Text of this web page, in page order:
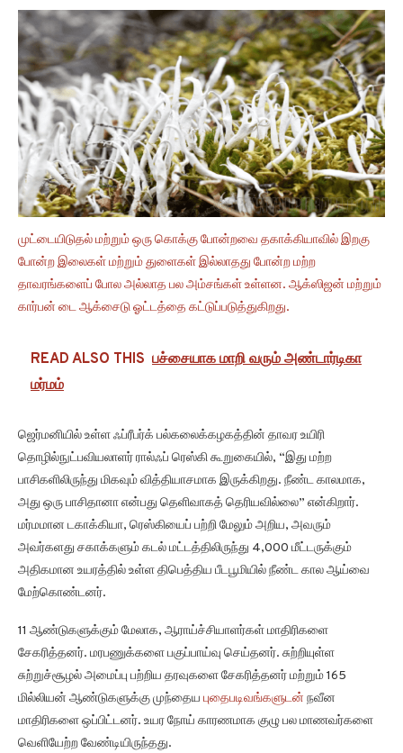
முட்டையிடுதல் மற்றும் ஒரு கொக்கு போன்றவை தகாக்கியாவில் இறகு
போன்ற இலைகள் மற்றும் துளைகள் இல்லாதது போன்ற மற்ற
தாவரங்களைப் போல அல்லாத பல அம்சங்கள் உள்ளன. ஆக்ஸிஜன் மற்றும்
கார்பன் டை ஆக்சைடு ஓட்டத்தை கட்டுப்படுத்துகிறது.
READ ALSO THIS பச்சையாக மாறி வரும் அண்டார்டிகா
மர்மம்
ஜெர்மனியில் உள்ள ஃப்ரீபர்க் பல்கலைக்கழகத்தின் தாவர உயிரி
தொழில்நுட்பவியலாளர் ரால்ஃப் ரெஸ்கி கூறுகையில், “இது மற்ற
பாசிகளிலிருந்து மிகவும் வித்தியாசமாக இருக்கிறது. நீண்ட காலமாக,
அது ஒரு பாசிதானா என்பது தெளிவாகத் தெரியவில்லை” என்கிறார்.
மர்மமான டகாக்கியா, ரெஸ்கியைப் பற்றி மேலும் அறிய, அவரும்
அவர்களது சகாக்களும் கடல் மட்டத்திலிருந்து 4,000 மீட்டருக்கும்
அதிகமான உயரத்தில் உள்ள திபெத்திய பீடபூமியில் நீண்ட கால ஆய்வை
மேற்கொண்டனர்.
11 ஆண்டுகளுக்கும் மேலாக, ஆராய்ச்சியாளர்கள் மாதிரிகளை
சேகரித்தனர். மரபணுக்களை பகுப்பாய்வு செய்தனர். சுற்றியுள்ள
சுற்றுச்சூழல் அமைப்பு பற்றிய தரவுகளை சேகரித்தனர் மற்றும் 165
மில்லியன் ஆண்டுகளுக்கு முந்தைய புதைபடிவங்களுடன் நவீன
மாதிரிகளை ஒப்பிட்டனர். உயர நோய் காரணமாக குழு பல மாணவர்களை
வெளியேற்ற வேண்டியிருந்தது.